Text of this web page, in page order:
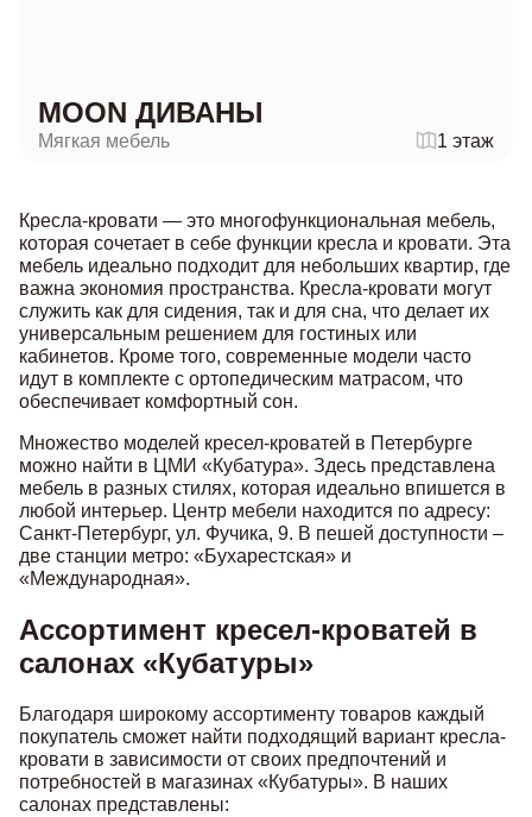
MOON ДИВАНЫ
Мягкая мебель 1 этаж
Кресла-кровати — это многофункциональная мебель,
которая сочетает в себе функции кресла и кровати. Эта
мебель идеально подходит для небольших квартир, где
важна экономия пространства. Кресла-кровати могут
служить как для сидения, так и для сна, что делает их
универсальным решением для гостиных или
кабинетов. Кроме того, современные модели часто
идут в комплекте с ортопедическим матрасом, что
обеспечивает комфортный сон.
Множество моделей кресел-кроватей в Петербурге
можно найти в ЦМИ «Кубатура». Здесь представлена
мебель в разных стилях, которая идеально впишется в
любой интерьер. Центр мебели находится по адресу:
Санкт-Петербург, ул. Фучика, 9. В пешей доступности –
две станции метро: «Бухарестская» и
«Международная».
Ассортимент кресел-кроватей в
салонах «Кубатуры»
Благодаря широкому ассортименту товаров каждый
покупатель сможет найти подходящий вариант кресла-
кровати в зависимости от своих предпочтений и
потребностей в магазинах «Кубатуры». В наших
салонах представлены: